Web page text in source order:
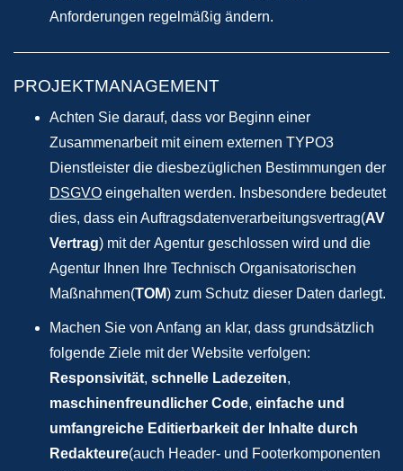
Anforderungen regelmäßig ändern.
PROJEKTMANAGEMENT
Achten Sie darauf, dass vor Beginn einer
Zusammenarbeit mit einem externen TYPO3
Dienstleister die diesbezüglichen Bestimmungen der
DSGVO eingehalten werden. Insbesondere bedeutet
dies, dass ein Auftragsdatenverarbeitungsvertrag(AV
Vertrag) mit der Agentur geschlossen wird und die
Agentur Ihnen Ihre Technisch Organisatorischen
Maßnahmen(TOM) zum Schutz dieser Daten darlegt.
Machen Sie von Anfang an klar, dass grundsätzlich
folgende Ziele mit der Website verfolgen:
Responsivität, schnelle Ladezeiten,
maschinenfreundlicher Code, einfache und
umfangreiche Editierbarkeit der Inhalte durch
Redakteure(auch Header- und Footerkomponenten